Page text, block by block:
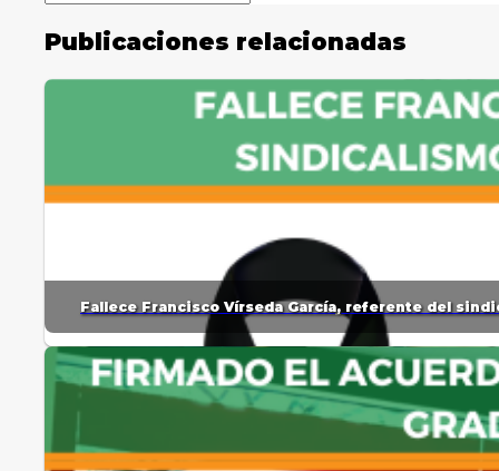
Publicaciones relacionadas
Fallece Francisco Vírseda García, referente del